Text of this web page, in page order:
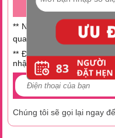
TƯ VẤN ONLINE
** Nếu không có thời gian
qua số Hotline:
0251
** Điện thoại bạn đang hết
nhập số điện thoại tại đây:
Chúng tôi sẽ gọi lại ngay để